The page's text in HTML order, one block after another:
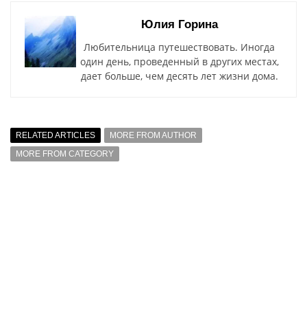
Юлия Горина
Любительница путешествовать. Иногда
один день, проведенный в других местах,
дает больше, чем десять лет жизни дома.
RELATED ARTICLES
MORE FROM AUTHOR
MORE FROM CATEGORY